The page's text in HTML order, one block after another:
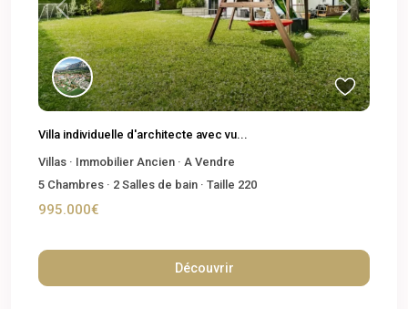
Previous Next
Villa individuelle d'architecte avec vu...
Villas · Immobilier Ancien · A Vendre
5 Chambres · 2 Salles de bain · Taille 220
995.000€
Découvrir